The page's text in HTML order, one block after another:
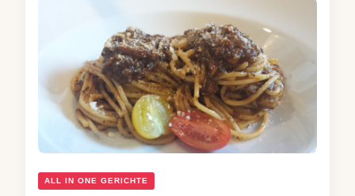
ALL IN ONE GERICHTE